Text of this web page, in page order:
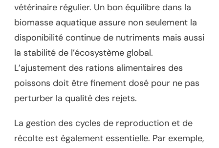
vétérinaire régulier. Un bon équilibre dans la
biomasse aquatique assure non seulement la
disponibilité continue de nutriments mais aussi
la stabilité de l’écosystème global.
L’ajustement des rations alimentaires des
poissons doit être finement dosé pour ne pas
perturber la qualité des rejets.
La gestion des cycles de reproduction et de
récolte est également essentielle. Par exemple,